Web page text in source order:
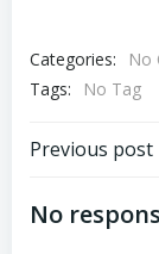
Categories:
No
Tags:
No Tag
Post
Previous post
No